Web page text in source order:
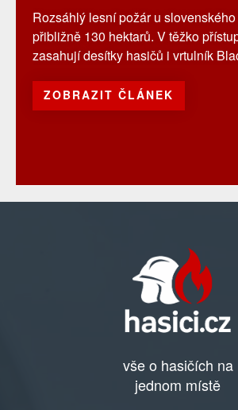
Rozsáhlý lesní požár u
přibližně 130 hektarů. V těžko
zasahují desítky hasičů i vrtulník
ZOBRAZIT ČLÁNEK
vše o hasičích na
jednom místě